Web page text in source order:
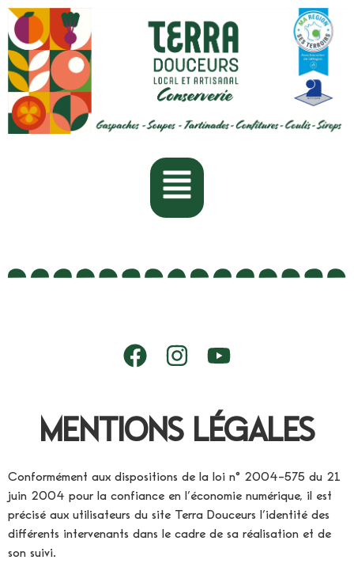
MENTIONS LÉGALES
Conformément aux dispositions de la loi n° 2004-575 du 21
juin 2004 pour la confiance en l’économie numérique, il est
précisé aux utilisateurs du site Terra Douceurs l’identité des
différents intervenants dans le cadre de sa réalisation et de
son suivi.